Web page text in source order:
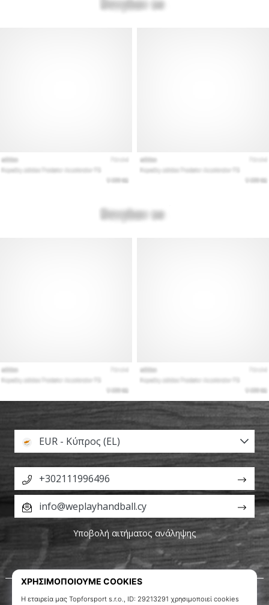
Σχετικά μ' εμάς
EUR - Κύπρος (EL)
+302111996496
info@weplayhandball.cy
Υποβολή αιτήματος ανάληψης